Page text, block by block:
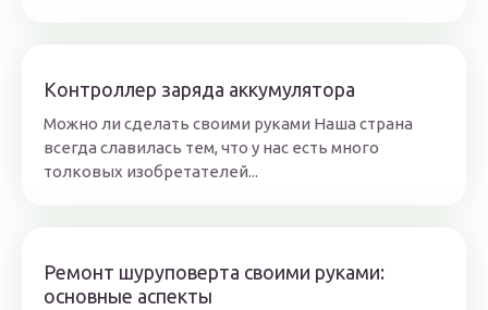
Контроллер заряда аккумулятора
Можно ли сделать своими руками Наша страна
всегда славилась тем, что у нас есть много
толковых изобретателей...
Ремонт шуруповерта своими руками:
основные аспекты